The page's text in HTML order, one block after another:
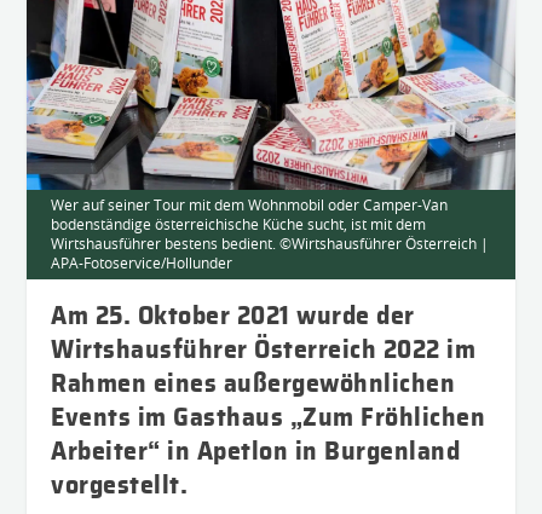
Wer auf seiner Tour mit dem Wohnmobil oder Camper-Van
bodenständige österreichische Küche sucht, ist mit dem
Wirtshausführer bestens bedient. ©Wirtshausführer Österreich |
APA-Fotoservice/Hollunder
Am 25. Oktober 2021 wurde der
Wirtshausführer Österreich 2022 im
Rahmen eines außergewöhnlichen
Events im Gasthaus „Zum Fröhlichen
Arbeiter“ in Apetlon in Burgenland
vorgestellt.